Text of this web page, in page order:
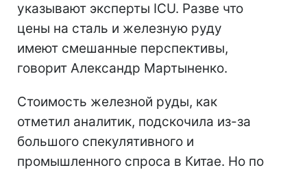
указывают эксперты ICU. Разве что
цены на сталь и железную руду
имеют смешанные перспективы,
говорит Александр Мартыненко.
Стоимость железной руды, как
отметил аналитик, подскочила из-за
большого спекулятивного и
промышленного спроса в Китае. Но по